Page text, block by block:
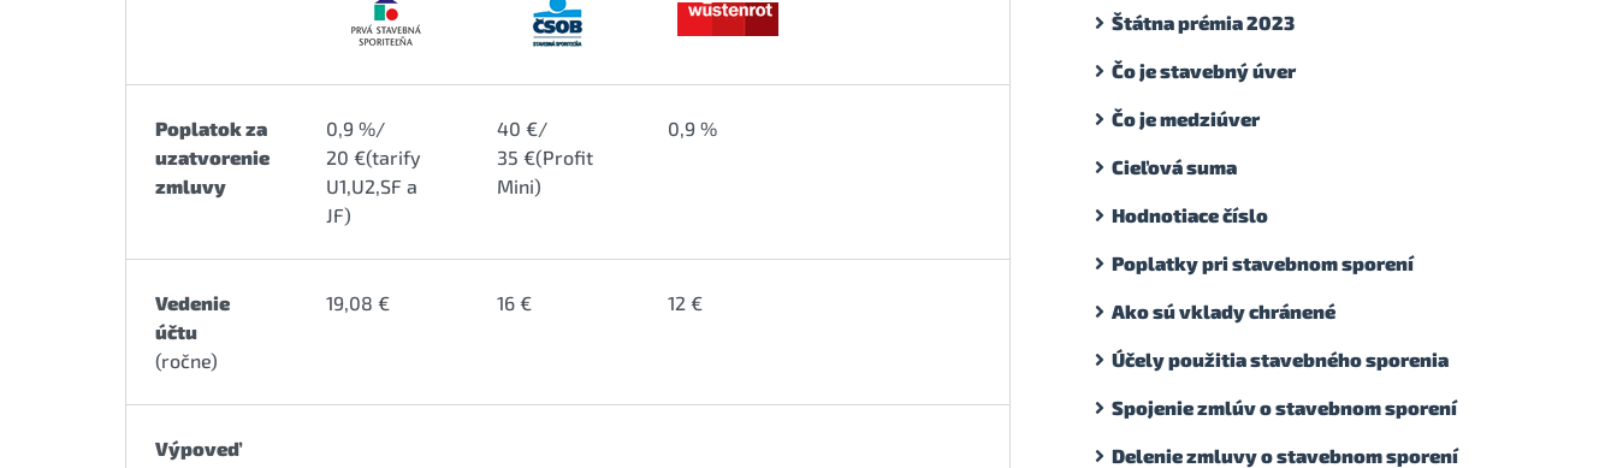
Poplatok za
uzatvorenie
zmluvy
0,9 %/
20 €(tarify
U1,U2,SF a
JF)
40 €/
35 €(Profit
Mini)
0,9 %
Vedenie
účtu
(ročne)
19,08 € 16 € 12 €
Výpoveď
Štátna prémia 2023
Čo je stavebný úver
Čo je medziúver
Cieľová suma
Hodnotiace číslo
Poplatky pri stavebnom sporení
Ako sú vklady chránené
Účely použitia stavebného sporenia
Spojenie zmlúv o stavebnom sporení
Delenie zmluvy o stavebnom sporení